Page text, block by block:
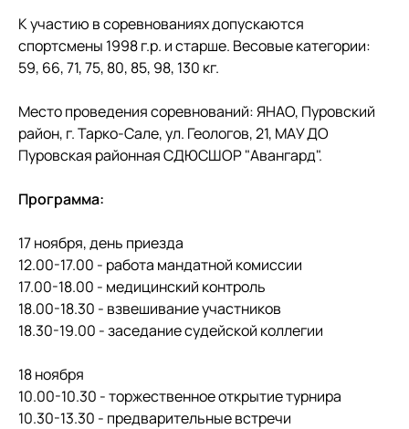
К участию в соревнованиях допускаются
спортсмены 1998 г.р. и старше. Весовые категории:
59, 66, 71, 75, 80, 85, 98, 130 кг.
Место проведения соревнований: ЯНАО, Пуровский
район, г. Тарко-Сале, ул. Геологов, 21, МАУ ДО
Пуровская районная СДЮСШОР "Авангард".
Программа:
17 ноября, день приезда
12.00-17.00 - работа мандатной комиссии
17.00-18.00 - медицинский контроль
18.00-18.30 - взвешивание участников
18.30-19.00 - заседание судейской коллегии
18 ноября
10.00-10.30 - торжественное открытие турнира
10.30-13.30 - предварительные встречи